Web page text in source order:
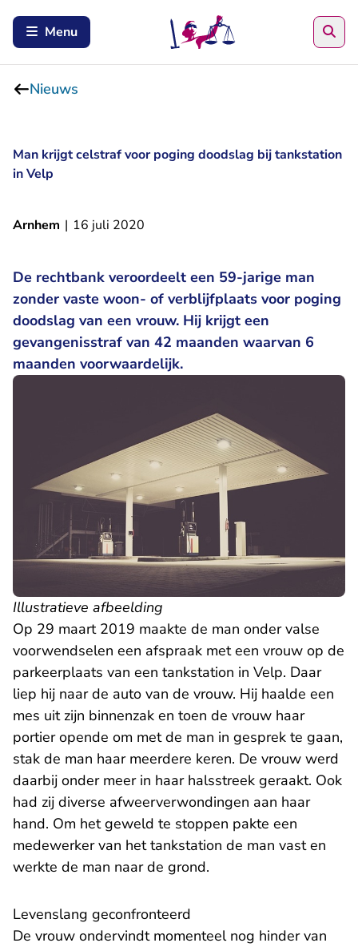
Menu
Nieuws
Man krijgt celstraf voor poging doodslag bij tankstation
in Velp
Arnhem | 16 juli 2020
De rechtbank veroordeelt een 59-jarige man
zonder vaste woon- of verblijfplaats voor poging
doodslag van een vrouw. Hij krijgt een
gevangenisstraf van 42 maanden waarvan 6
maanden voorwaardelijk.
Illustratieve afbeelding
Op 29 maart 2019 maakte de man onder valse
voorwendselen een afspraak met een vrouw op de
parkeerplaats van een tankstation in Velp. Daar
liep hij naar de auto van de vrouw. Hij haalde een
mes uit zijn binnenzak en toen de vrouw haar
portier opende om met de man in gesprek te gaan,
stak de man haar meerdere keren. De vrouw werd
daarbij onder meer in haar halsstreek geraakt. Ook
had zij diverse afweerverwondingen aan haar
hand. Om het geweld te stoppen pakte een
medewerker van het tankstation de man vast en
werkte de man naar de grond.
Levenslang geconfronteerd
De vrouw ondervindt momenteel nog hinder van